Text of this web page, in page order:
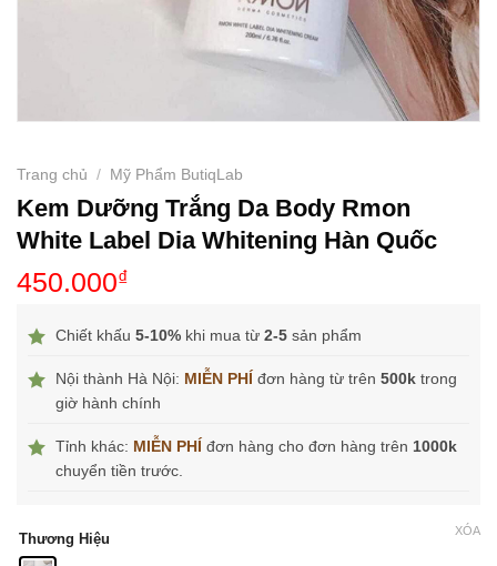
Trang chủ / Mỹ Phẩm ButiqLab
Kem Dưỡng Trắng Da Body Rmon
White Label Dia Whitening Hàn Quốc
450.000₫
Chiết khấu 5-10% khi mua từ 2-5 sản phẩm
Nội thành Hà Nội: MIỄN PHÍ đơn hàng từ trên 500k trong
giờ hành chính
Tỉnh khác: MIỄN PHÍ đơn hàng cho đơn hàng trên 1000k
chuyển tiền trước.
Thương Hiệu
XÓA